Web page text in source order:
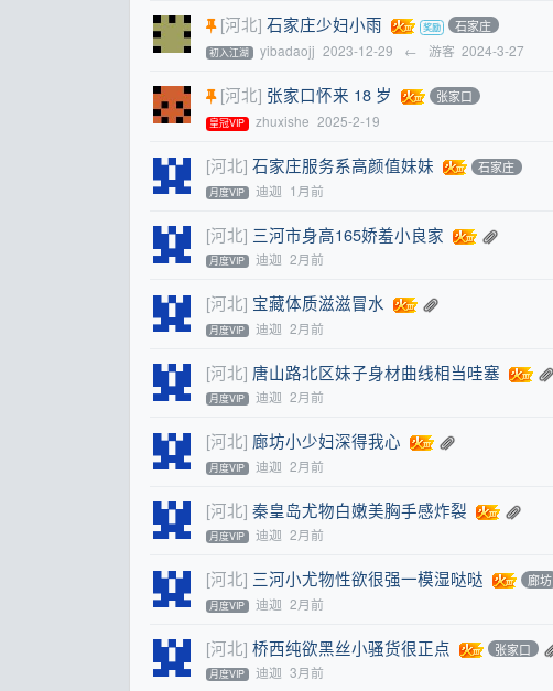
[河北] 石家庄少妇小雨 石家庄
初入江湖 yibadaojj 2023-12-29 ← 游客 2024-3-27
[河北] 张家口怀来 18 岁 张家口
皇冠VIP zhuxishe 2025-2-19
[河北] 石家庄服务系高颜值妹妹 石家庄
月度VIP 迪迦 1月前
[河北] 三河市身高165娇羞小良家
月度VIP 迪迦 2月前
[河北] 宝藏体质滋滋冒水
月度VIP 迪迦 2月前
[河北] 唐山路北区妹子身材曲线相当哇塞
月度VIP 迪迦 2月前
[河北] 廊坊小少妇深得我心
月度VIP 迪迦 2月前
[河北] 秦皇岛尤物白嫩美胸手感炸裂
月度VIP 迪迦 2月前
[河北] 三河小尤物性欲很强一模湿哒哒 廊坊
月度VIP 迪迦 2月前
[河北] 桥西纯欲黑丝小骚货很正点 张家口
月度VIP 迪迦 3月前